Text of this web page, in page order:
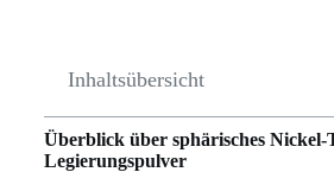
Inhaltsübersicht
Überblick über sphärisches Nickel-
Legierungspulver